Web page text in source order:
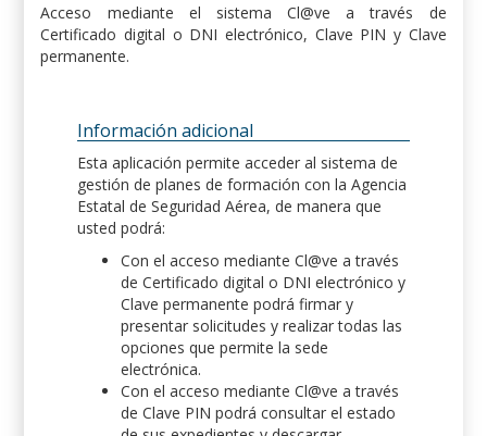
Acceso mediante el sistema Cl@ve a través de
Certificado digital o DNI electrónico, Clave PIN y Clave
permanente.
Información adicional
Esta aplicación permite acceder al sistema de
gestión de planes de formación con la Agencia
Estatal de Seguridad Aérea, de manera que
usted podrá:
Con el acceso mediante Cl@ve a través
de Certificado digital o DNI electrónico y
Clave permanente podrá firmar y
presentar solicitudes y realizar todas las
opciones que permite la sede
electrónica.
Con el acceso mediante Cl@ve a través
de Clave PIN podrá consultar el estado